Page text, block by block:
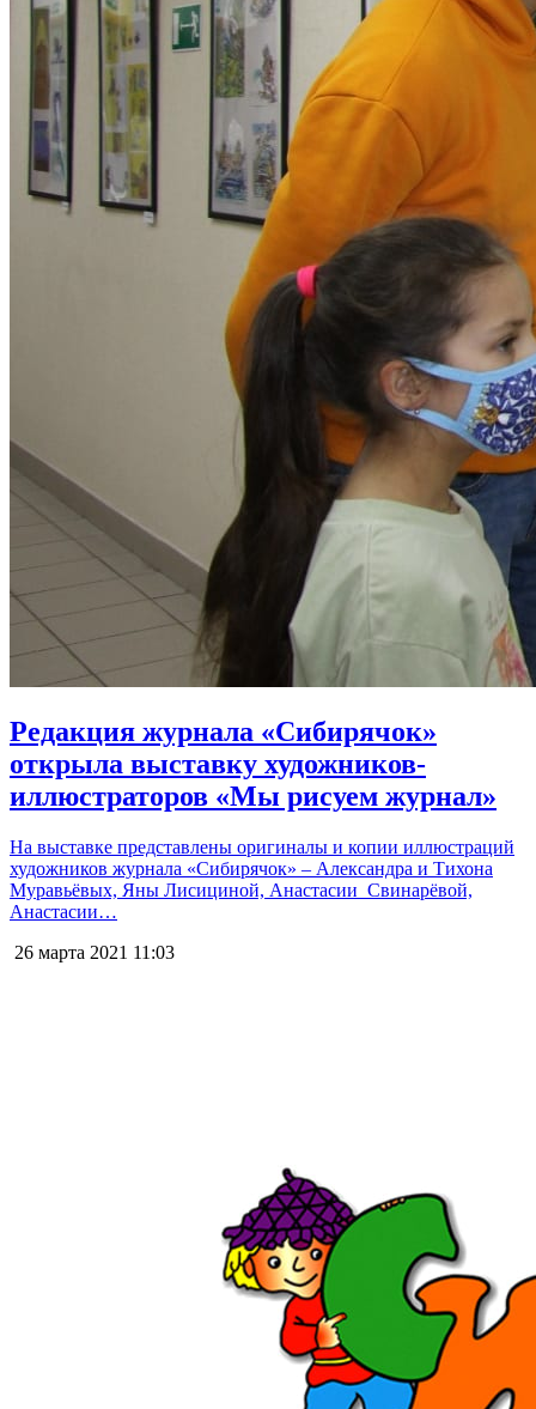
Редакция журнала «Сибирячок»
открыла выставку художников-
иллюстраторов «Мы рисуем журнал»
На выставке представлены оригиналы и копии иллюстраций
художников журнала «Сибирячок» – Александра и Тихона
Муравьёвых, Яны Лисициной, Анастасии Свинарёвой,
Анастасии…
26 марта 2021 11:03